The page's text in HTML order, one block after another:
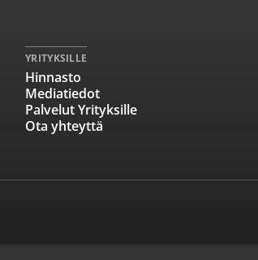
YRITYKSILLE
Hinnasto
Mediatiedot
Palvelut Yrityksille
Ota yhteyttä